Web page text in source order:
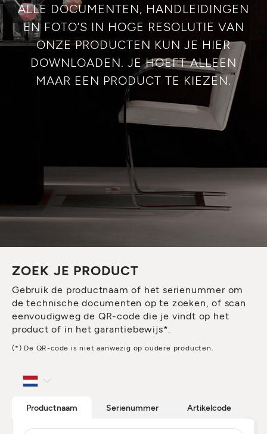
ALLE DOCUMENTEN, HANDLEIDINGEN
EN FOTO’S IN HOGE RESOLUTIE VAN
ONZE PRODUCTEN KUN JE HIER
DOWNLOADEN. JE HOEFT ALLEEN
MAAR EEN PRODUCT TE KIEZEN.
ZOEK JE PRODUCT
Gebruik de productnaam of het serienummer om
de technische documenten op te zoeken, of scan
eenvoudigweg de QR-code die je vindt op het
product of in het garantiebewijs*.
(*) De QR-code is niet aanwezig op oudere producten.
Productnaam Serienummer Artikelcode